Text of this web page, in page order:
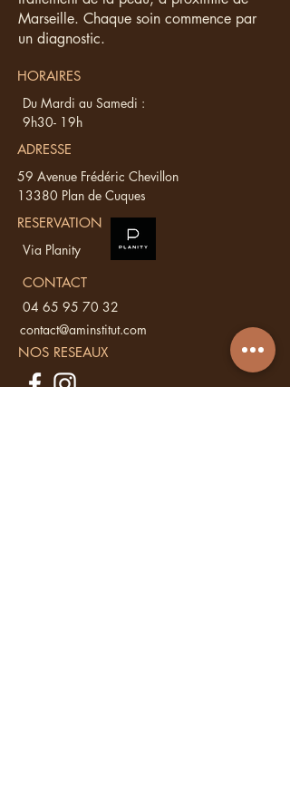
Marseille. Chaque soin commence par
un diagnostic.
HORAIRES
Du Mardi au Samedi :
9h30- 19h
ADRESSE
59 Avenue Frédéric Chevillon
13380 Plan de Cuques
RESERVATION
Via Planity
CONTACT
04 65 95 70 32
contact@aminstitut.com
NOS RESEAUX